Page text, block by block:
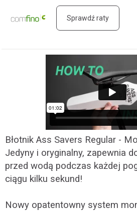
Sprawdź raty
Błotnik Ass Savers Regular -
Jedyny i oryginalny, zapewnia
przed wodą podczas każdej
ciągu kilku sekund!
Nowy opatentowny system